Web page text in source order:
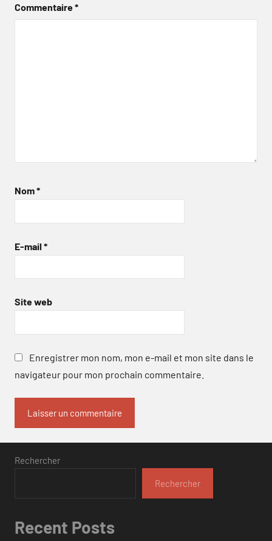
Commentaire*
Nom*
E-mail *
Site web
Enregistrer mon nom, mon e-mail et mon site dans le
navigateur pour mon prochain commentaire.
Rechercher
Rechercher
Recent Posts